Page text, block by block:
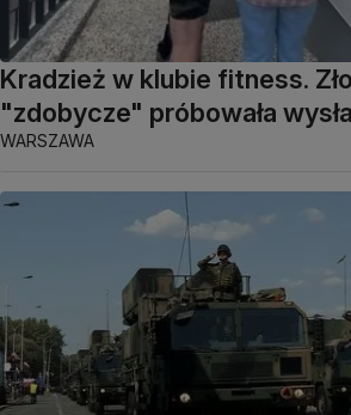
Kradzież w klubie fitness.
"zdobycze" próbowała
WARSZAWA